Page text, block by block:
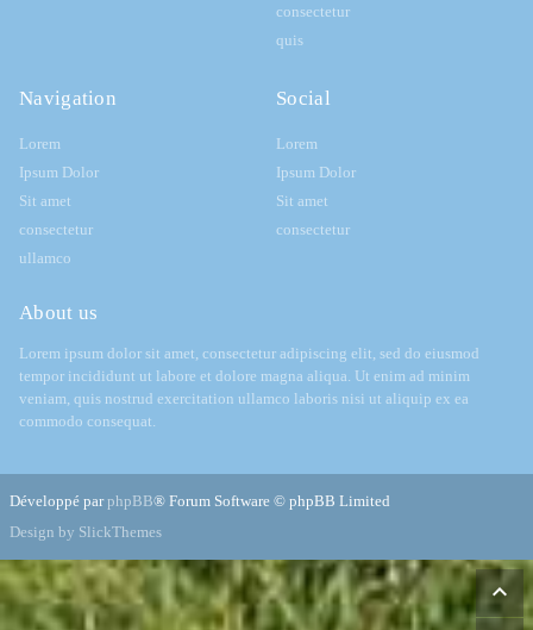
consectetur
quis
Navigation
Lorem
Ipsum Dolor
Sit amet
consectetur
ullamco
Social
Lorem
Ipsum Dolor
Sit amet
consectetur
About us
Lorem ipsum dolor sit amet, consectetur adipiscing elit, sed do eiusmod
tempor incididunt ut labore et dolore magna aliqua. Ut enim ad minim
veniam, quis nostrud exercitation ullamco laboris nisi ut aliquip ex ea
commodo consequat.
Développé parphpBB® Forum Software © phpBB Limited
Design by SlickThemes